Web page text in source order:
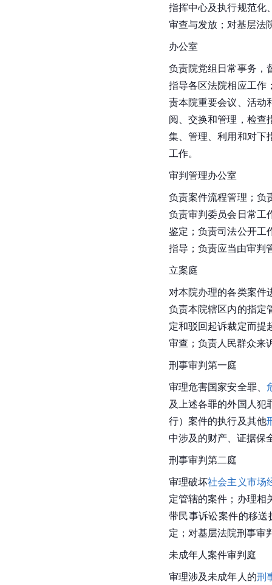
指挥中心及执行规范化
审查与发放；对基层法
办公室
负责院党组日常事务，
指导各区法院相应工作
责本院重要会议、活动
阅、交换和管理，检查
集、管理、利用和对下
工作。
审判管理办公室
负责案件流程管理；负
负责审判委员会日常工
鉴定；负责司法公开工
指导；负责应当由审判
立案庭
对本院办理的各类案件
负责本院辖区内的指定
定和驳回起诉裁定而提
审查；负责人民群众来
刑事审判第一庭
审理危害国家安全罪、
及上述各罪的外国人犯
行）案件的执行及其他
中涉及的财产、证据保
刑事审判第二庭
审理破坏社会主义市场
定管辖的案件；办理相
带民事诉讼案件的移
定；对基层法院刑事审
未成年人案件审判庭
审理涉及未成年人的刑